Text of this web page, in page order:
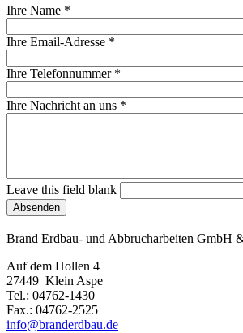
Ihre Name *
Ihre Email-Adresse *
Ihre Telefonnummer *
Ihre Nachricht an uns *
Leave this field blank
Absenden
Brand Erdbau- und Abbrucharbeiten GmbH
Auf dem Hollen 4
27449 Klein Aspe
Tel.: 04762-1430
Fax.: 04762-2525
info@branderdbau.de